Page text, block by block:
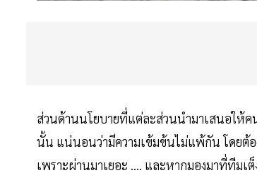
ส่วนด้านนโยบายที่แต่ละส่วนนำมาเสนอให้
นั้น แน่นอนว่ามีความเข้มข้นไม่แพ้กัน โดยต้
เพราะผ่านมาเยอะ .... และหากมองมาที่ทีมเ